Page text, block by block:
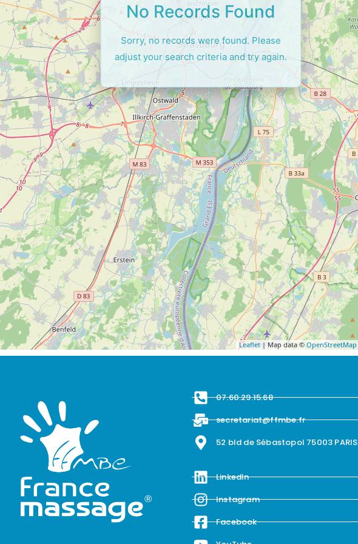
Leaflet| Map data ©OpenStreetMap
No Records Found
Sorry, no records were found. Please
adjust your search criteria and try again.
07.60.29.15.68
secretariat@ffmbe.fr
52 bld de Sébastopol 75003 PARIS
LinkedIn
Instagram
Facebook